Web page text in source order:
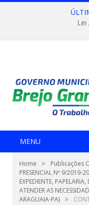
Lei
MENU
Home » Publicações
PRESENCIAL Nº 9/2019-
EXPEDIENTE,
ATENDER AS
ARAGUAIA-PA) »